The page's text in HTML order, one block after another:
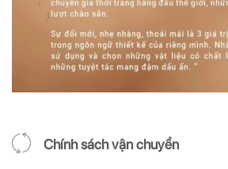
Chính sách vận chuyển